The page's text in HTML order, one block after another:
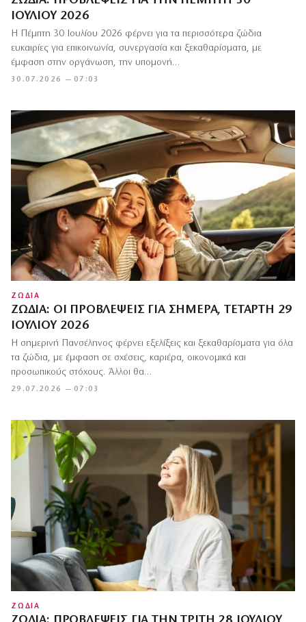
ΙΟΥΛΊΟΥ 2026
30.07.2026 — 07:03
Η Πέμπτη 30 Ιουλίου 2026 φέρνει για τα περισσότερα ζώδια
ευκαιρίες για επικοινωνία, συνεργασία και ξεκαθαρίσματα, με
έμφαση στην οργάνωση, την υπομονή…
ΖΩΔΙΑ
ΖΏΔΙΑ: ΟΙ ΠΡΟΒΛΈΨΕΙΣ ΓΙΑ ΣΉΜΕΡΑ, ΤΕΤΆΡΤΗ 29
ΙΟΥΛΊΟΥ 2026
29.07.2026 — 07:03
Η σημερινή Πανσέληνος φέρνει εξελίξεις και ξεκαθαρίσματα για όλα
τα ζώδια, με έμφαση σε σχέσεις, καριέρα, οικονομικά και
προσωπικούς στόχους. Άλλοι θα…
ΖΩΔΙΑ